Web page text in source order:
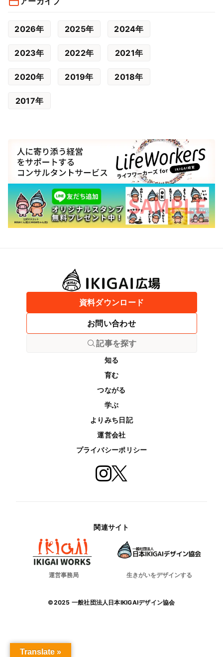
2026年 2025年 2024年
2023年 2022年 2021年
2020年 2019年 2018年
2017年
資料ダウンロード
お問い合わせ
記事を探す
知る
育む
つながる
学ぶ
よりみち日記
運営会社
プライバシーポリシー
関連サイト
運営事務局 生きがいをデザインする
©2025 一般社団法人日本IKIGAIデザイン協会
Translate »